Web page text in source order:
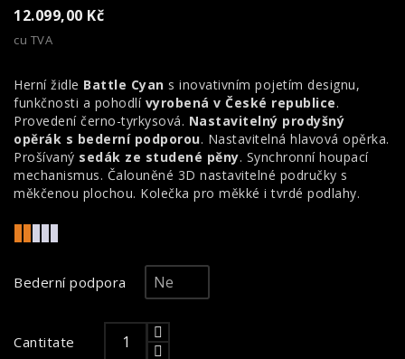
12.099,00 Kč
cu TVA
Herní židle Battle Cyan s inovativním pojetím designu,
funkčnosti a pohodlí vyrobená v České republice.
Provedení černo-tyrkysová. Nastavitelný prodyšný
opěrák s bederní podporou. Nastavitelná hlavová opěrka.
Prošívaný sedák ze studené pěny. Synchronní houpací
mechanismus. Čalouněné 3D nastavitelné područky s
měkčenou plochou. Kolečka pro měkké i tvrdé podlahy.
Bederní podpora
Cantitate